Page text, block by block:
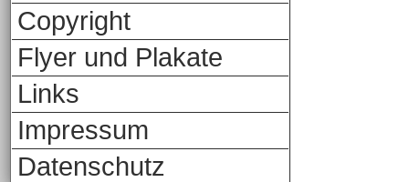
Copyright
Flyer und Plakate
Links
Impressum
Datenschutz